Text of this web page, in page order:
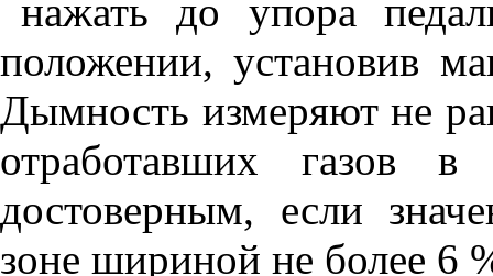
нажать до упора
положении, установив
Дымность измеряют не
отработавших газов
достоверным, если
зоне шириной не более 6